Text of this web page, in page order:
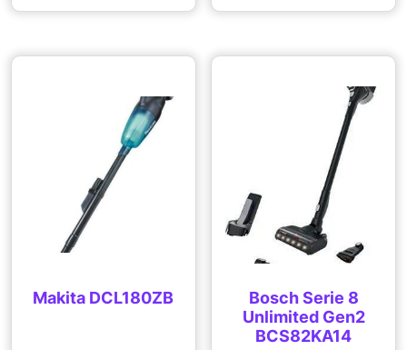
Makita DCL180ZB
Bosch Serie 8
Unlimited Gen2
BCS82KA14